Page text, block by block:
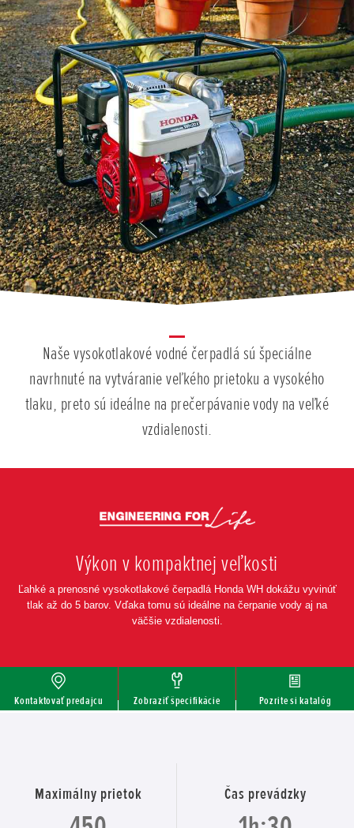
Naše vysokotlakové vodné čerpadlá sú špeciálne
navrhnuté na vytváranie veľkého prietoku a vysokého
tlaku, preto sú ideálne na prečerpávanie vody na veľké
vzdialenosti.
Výkon v kompaktnej veľkosti
Ľahké a prenosné vysokotlakové čerpadlá Honda WH dokážu vyvinúť
tlak až do 5 barov. Vďaka tomu sú ideálne na čerpanie vody aj na
väčšie vzdialenosti.
Kontaktovať predajcu Zobraziť špecifikácie Pozrite si katalóg
Maximálny prietok Čas prevádzky